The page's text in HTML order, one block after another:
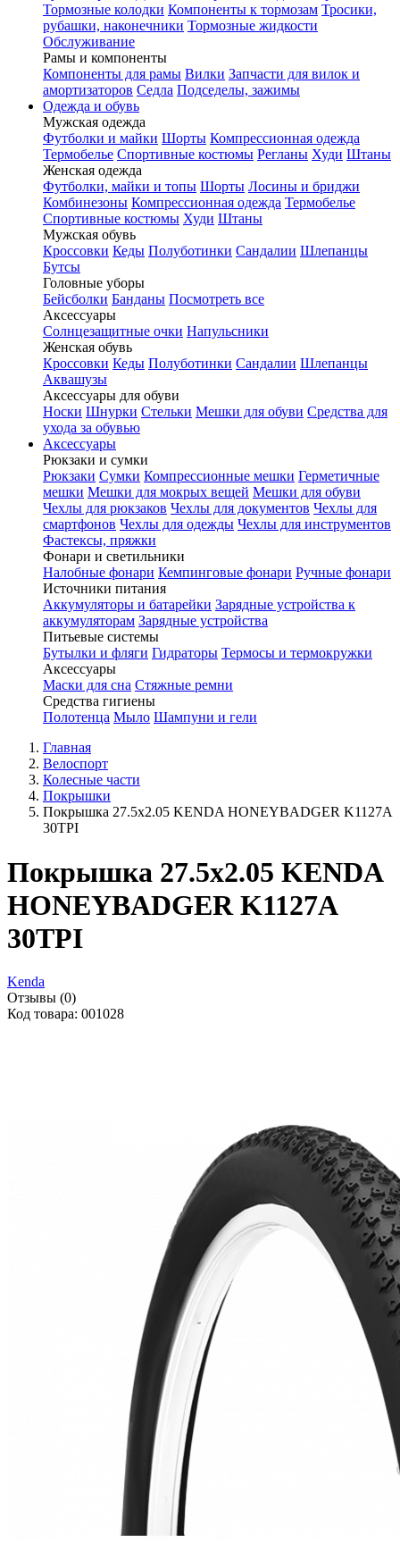
Тормозные колодки Компоненты к тормозам Тросики,
рубашки, наконечники Тормозные жидкости
Обслуживание
Рамы и компоненты
Компоненты для рамы Вилки Запчасти для вилок и
амортизаторов Седла Подседелы, зажимы
Одежда и обувь
Мужская одежда
Футболки и майки Шорты Компрессионная одежда
Термобелье Спортивные костюмы Регланы Худи Штаны
Женская одежда
Футболки, майки и топы Шорты Лосины и бриджи
Комбинезоны Компрессионная одежда Термобелье
Спортивные костюмы Худи Штаны
Мужская обувь
Кроссовки Кеды Полуботинки Сандалии Шлепанцы
Бутсы
Головные уборы
Бейсболки Банданы Посмотреть все
Аксессуары
Солнцезащитные очки Напульсники
Женская обувь
Кроссовки Кеды Полуботинки Сандалии Шлепанцы
Аквашузы
Аксессуары для обуви
Носки Шнурки Стельки Мешки для обуви Средства для
ухода за обувью
Аксессуары
Рюкзаки и сумки
Рюкзаки Сумки Компрессионные мешки Герметичные
мешки Мешки для мокрых вещей Мешки для обуви
Чехлы для рюкзаков Чехлы для документов Чехлы для
смартфонов Чехлы для одежды Чехлы для инструментов
Фастексы, пряжки
Фонари и светильники
Налобные фонари Кемпинговые фонари Ручные фонари
Источники питания
Аккумуляторы и батарейки Зарядные устройства к
аккумуляторам Зарядные устройства
Питьевые системы
Бутылки и фляги Гидраторы Термосы и термокружки
Аксессуары
Маски для сна Стяжные ремни
Средства гигиены
Полотенца Мыло Шампуни и гели
Главная
Велоспорт
Колесные части
Покрышки
Покрышка 27.5x2.05 KENDA HONEYBADGER K1127A
30TPI
Покрышка 27.5x2.05 KENDA
HONEYBADGER K1127A
30TPI
Kenda
Отзывы (0)
Код товара: 001028